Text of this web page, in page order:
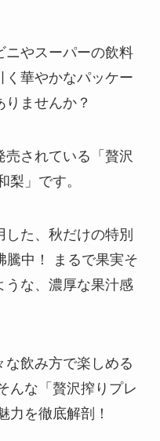
ニやスーパーの飲料
く華やかなパッケー
ませんか？
売されている「贅沢
梨」です。
た、秋だけの特別
騰中！ まるで果実そ
うな、濃厚な果汁感
な飲み方で楽しめる
んな「贅沢搾りプレ
力を徹底解剖！